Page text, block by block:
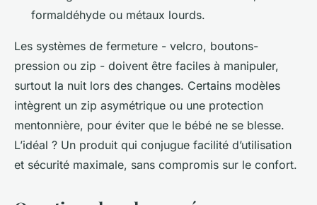
formaldéhyde ou métaux lourds.
Les systèmes de fermeture - velcro, boutons-
pression ou zip - doivent être faciles à manipuler,
surtout la nuit lors des changes. Certains modèles
intègrent un zip asymétrique ou une protection
mentonnière, pour éviter que le bébé ne se blesse.
L’idéal ? Un produit qui conjugue facilité d’utilisation
et sécurité maximale, sans compromis sur le confort.